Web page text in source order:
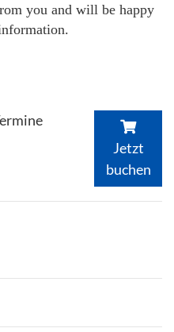
you and will be happy
Jetzt
buchen